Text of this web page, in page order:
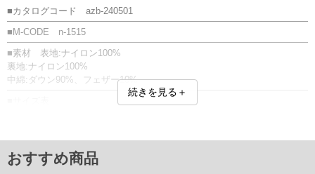
■カタログコード azb-240501
■M-CODE n-1515
■素材 表地:ナイロン100%
裏地:ナイロン100%
中綿:ダウン90%、フェザー10%
4L/58/67/148/78.5
5L/60/68/156/80.5
6L/62/69/164/82.5
続きを見る＋
おすすめ商品